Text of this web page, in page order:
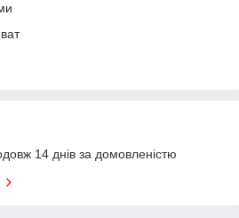
14 днів за домовленістю